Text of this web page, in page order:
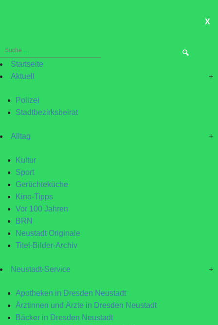
X
Suche
nach:Startseite
Aktuell
+
Polizei
Stadtbezirksbeirat
Alltag +
Kultur
Sport
Gerüchteküche
Kino-Tipps
Vor 100 Jahren
BRN
Neustadt Originale
Titel-Bilder-Archiv
Neustadt-Service +
Apotheken in Dresden Neustadt
Ärztinnen und Ärzte in Dresden Neustadt
Bäcker in Dresden Neustadt